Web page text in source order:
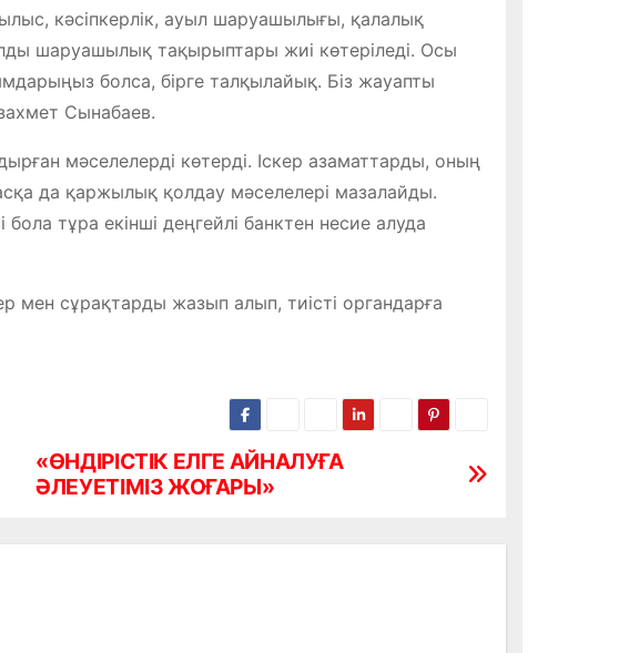
кәсіпкерлік, ауыл шаруашылығы, қалалық
шаруашылық тақырыптары жиі көтеріледі. Осы
болса, бірге талқылайық. Біз жауапты
Сынабаев.
мәселелерді көтерді. Іскер азаматтарды, оның
да қаржылық қолдау мәселелері мазалайды.
бола тұра екінші деңгейлі банктен несие алуда
мен сұрақтарды жазып алып, тиісті органдарға
«ӨНДІРІСТІК ЕЛГЕ АЙНАЛУҒА
ӘЛЕУЕТІМІЗ ЖОҒАРЫ»